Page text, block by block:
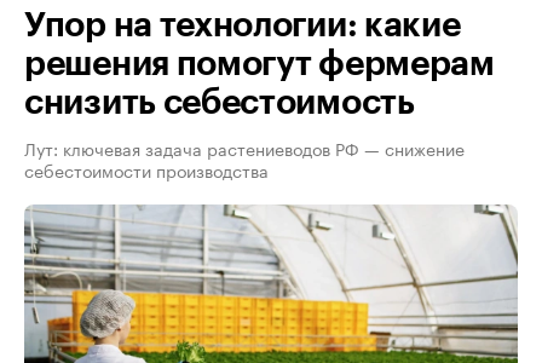
Упор на технологии: какие
решения помогут фермерам
снизить себестоимость
Лут: ключевая задача растениеводов РФ — снижение
себестоимости производства